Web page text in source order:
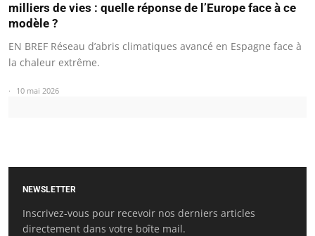
milliers de vies : quelle réponse de l’Europe face à ce
modèle ?
EN BREF Réseau d’abris climatiques avancé en Espagne face à
la chaleur extrême.
10 mai 2026
NEWSLETTER
Inscrivez-vous pour recevoir nos derniers articles
directement dans votre boîte mail.